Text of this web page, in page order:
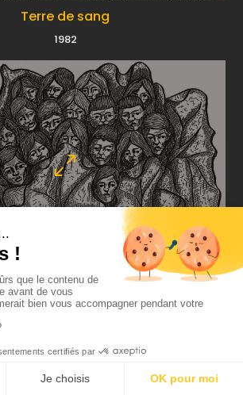
Terre de sang
1982
Chou-fleuve